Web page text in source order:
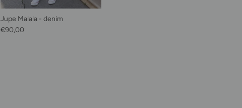
Jupe Malala - denim
Prix habituel
€90,00